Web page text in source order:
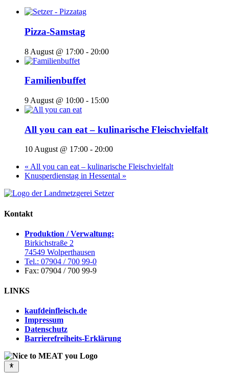
Pizza-Samstag
8 August @ 17:00 - 20:00
Familienbuffet
9 August @ 10:00 - 15:00
All you can eat – kulinarische Fleischvielfalt
10 August @ 17:00 - 20:00
« All you can eat – kulinarische Fleischvielfalt
Knusperdienstag in Hessental »
Kontakt
Produktion / Verwaltung:
Birkichstraße 2
74549 Wolperthausen
Tel.: 07904 / 700 99-0
Fax: 07904 / 700 99-9
LINKS
kaufdeinfleisch.de
Impressum
Datenschutz
Barrierefreiheits-Erklärung